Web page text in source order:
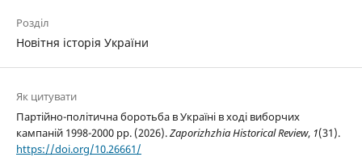
Розділ
Новітня історія України
Як цитувати
Партійно-політична боротьба в Україні в ході виборчих
кампаній 1998-2000 рр. (2026).Zaporizhzhia Historical Review, 1(31).
https://doi.org/10.26661/